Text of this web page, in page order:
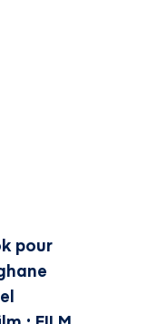
pour